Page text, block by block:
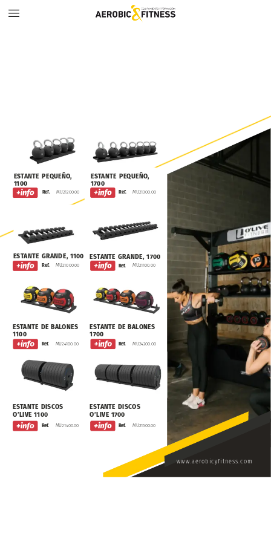
ESTANTE PEQUEÑO,
1100
Ref. MU21200.00
ESTANTE PEQUEÑO,
1700
Ref. MU21300.00
ESTANTE GRANDE, 1100
Ref. MU21000.00
ESTANTE GRANDE, 1700
Ref. MU21100.00
ESTANTE DE BALONES
1100
Ref. MU24100.00
ESTANTE DE BALONES
1700
Ref. MU24200.00
ESTANTE DISCOS
O’LIVE 1100
Ref. MU21400.00
ESTANTE DISCOS
O’LIVE 1700
Ref. MU21500.00
www.aerobicyfitness.com